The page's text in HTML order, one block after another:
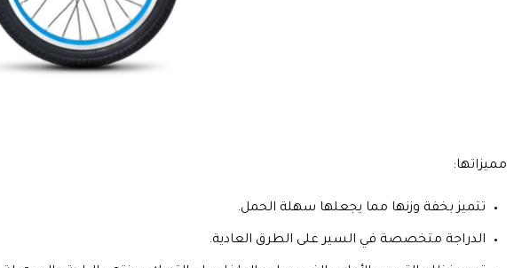
مميزاتها:
تتميز بخفة وزنها مما يجعلها سهلة الحمل.
الدراجة متخصصة في السير على الطرق العادية.